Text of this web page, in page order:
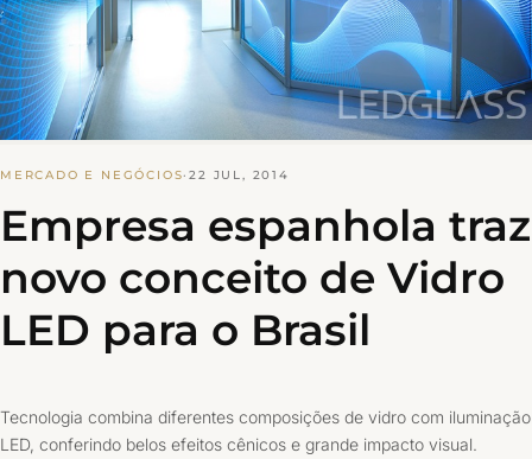
MERCADO E NEGÓCIOS·22 JUL, 2014
Empresa espanhola traz
novo conceito de Vidro
LED para o Brasil
Tecnologia combina diferentes composições de vidro com iluminação
LED, conferindo belos efeitos cênicos e grande impacto visual.